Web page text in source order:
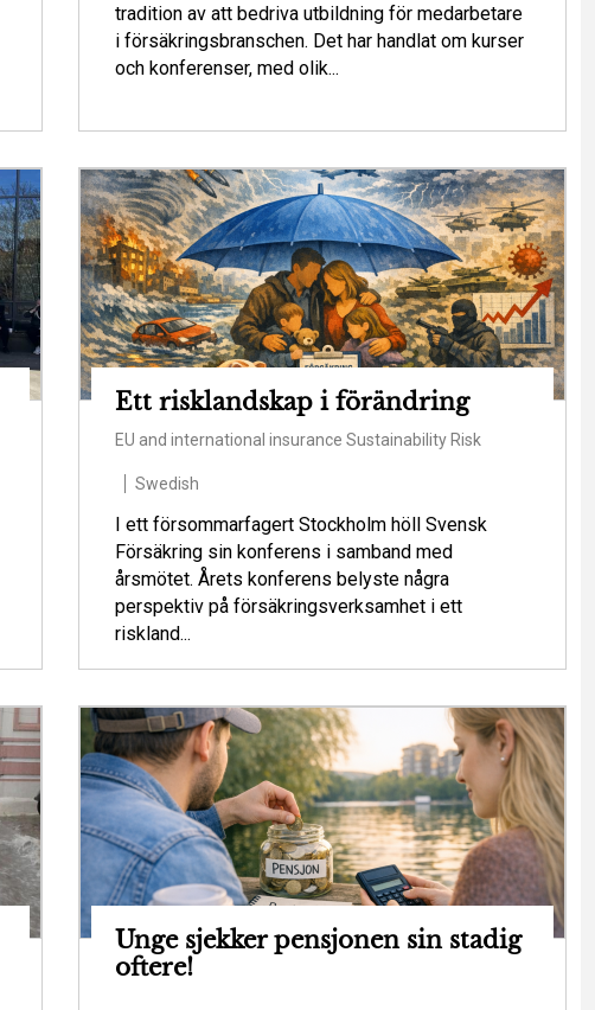
tradition av att bedriva utbildning för medarbetare
i försäkringsbranschen. Det har handlat om kurser
och konferenser, med olik...
Ett risklandskap i förändring
EU and international insurance Sustainability Risk
Swedish
I ett försommarfagert Stockholm höll Svensk
Försäkring sin konferens i samband med
årsmötet. Årets konferens belyste några
perspektiv på försäkringsverksamhet i ett
riskland...
Unge sjekker pensjonen sin stadig
oftere!